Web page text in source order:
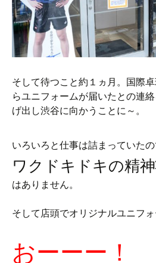
そして待つこと約１ヵ月。国際
らユニフォームが届いたとの連
げ出し渋谷に向かうことに～。
いろいろと仕事は詰まっていた
ワクドキドキの精
はありません。
そして店頭でオリジナルユニフ
おーーー！